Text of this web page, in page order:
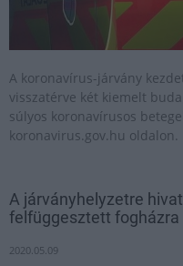
A koronavírus-járvány
visszatérve két kiemelt
súlyos koronavírusos
koronavirus.gov.hu oldalon.
A járványhelyzetre
felfüggesztett fogházra
2020.05.09